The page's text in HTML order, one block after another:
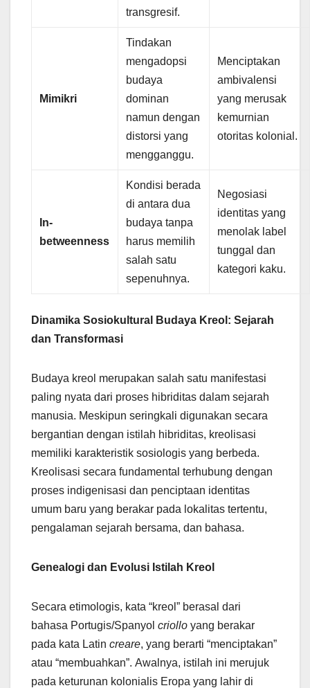
transgresif.
Mimikri
Tindakan
mengadopsi
budaya
dominan
namun dengan
distorsi yang
mengganggu.
Menciptakan
ambivalensi
yang merusak
kemurnian
otoritas kolonial.
In-
betweenness
Kondisi berada
di antara dua
budaya tanpa
harus memilih
salah satu
sepenuhnya.
Negosiasi
identitas yang
menolak label
tunggal dan
kategori kaku.
Dinamika Sosiokultural Budaya Kreol: Sejarah
dan Transformasi
Budaya kreol merupakan salah satu manifestasi
paling nyata dari proses hibriditas dalam sejarah
manusia. Meskipun seringkali digunakan secara
bergantian dengan istilah hibriditas, kreolisasi
memiliki karakteristik sosiologis yang berbeda.
Kreolisasi secara fundamental terhubung dengan
proses indigenisasi dan penciptaan identitas
umum baru yang berakar pada lokalitas tertentu,
pengalaman sejarah bersama, dan bahasa.
Genealogi dan Evolusi Istilah Kreol
Secara etimologis, kata “kreol” berasal dari
bahasa Portugis/Spanyol criollo yang berakar
pada kata Latin creare, yang berarti “menciptakan”
atau “membuahkan”. Awalnya, istilah ini merujuk
pada keturunan kolonialis Eropa yang lahir di